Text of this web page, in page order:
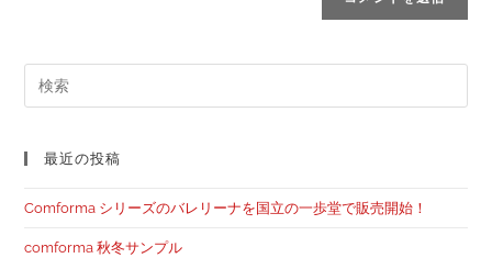
最近の投稿
Comforma シリーズのバレリーナを国立の一歩堂で販売開始！
comforma 秋冬サンプル